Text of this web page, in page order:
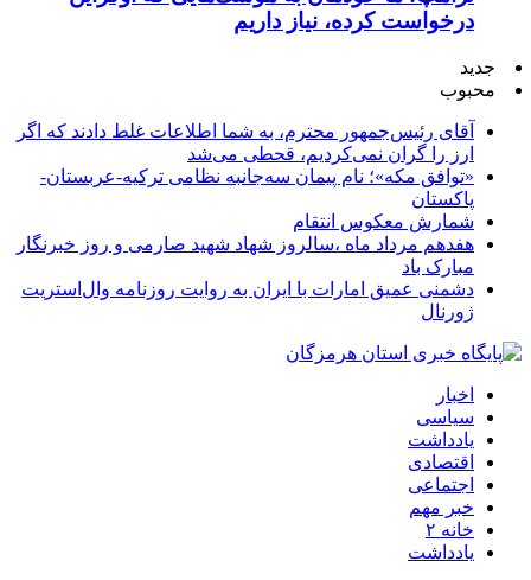
درخواست کرده، نیاز داریم
جدید
محبوب
آقای رئیس‌جمهور محترم، به شما اطلاعات غلط دادند که اگر
ارز را گران نمی‌کردیم، قحطی می‌شد
«توافق مکه»؛ نام پیمان سه‌جانبه نظامی ترکیه-عربستان-
پاکستان
شمارش معکوس انتقام
هفدهم مرداد ماه ،سالروز شهاد شهید صارمی و روز خبرنگار
مبارک باد
دشمنی عمیق امارات با ایران به روایت روزنامه وال‌استریت
ژورنال
اخبار
سیاسی
یادداشت
اقتصادی
اجتماعی
خبر مهم
خانه ۲
یادداشت